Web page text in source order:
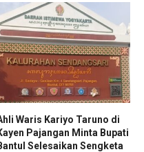
Waris Kariyo Taruno di
Pajangan Minta Bupati
Selesaikan Sengketa